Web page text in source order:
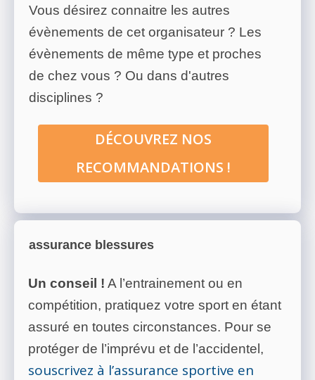
Vous désirez connaitre les autres
évènements de cet organisateur ? Les
évènements de même type et proches
de chez vous ? Ou dans d'autres
disciplines ?
DÉCOUVREZ NOS
RECOMMANDATIONS !
assurance blessures
Un conseil ! A l’entrainement ou en
compétition, pratiquez votre sport en étant
assuré en toutes circonstances. Pour se
protéger de l’imprévu et de l’accidentel,
souscrivez à l’assurance sportive en